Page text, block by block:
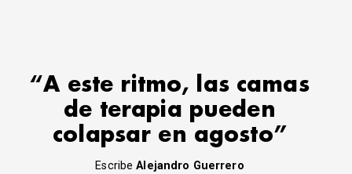
“A este ritmo, las camas
de terapia pueden
colapsar en agosto”
EscribeAlejandro Guerrero